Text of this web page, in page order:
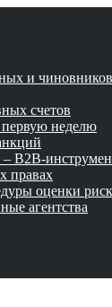
и чиновников
счетов
первую неделю
B2B-
правах
оценки
агентства